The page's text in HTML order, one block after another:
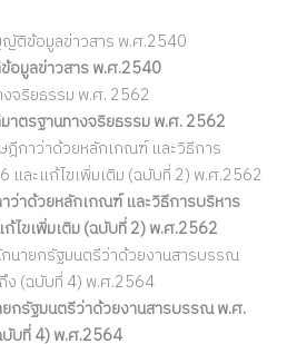
ติข้อมูลข่าวสาร พ.ศ.2540
มูลข่าวสาร พ.ศ.2540
จริยธรรม พ.ศ. 2562
ตรฐานทางจริยธรรม พ.ศ. 2562
กาว่าด้วยหลักเกณฑ์ และวิธีการ
และแก้ไขเพิ่มเติม (ฉบับที่ 2) พ.ศ.2562
าด้วยหลักเกณฑ์ และวิธีการบริหาร
ไขเพิ่มเติม (ฉบับที่ 2) พ.ศ.2562
นายกรัฐมนตรีว่าด้วยงานสารบรรณ
ง (ฉบับที่ 4) พ.ศ.2564
กรัฐมนตรีว่าด้วยงานสารบรรณ พ.ศ.
บับที่ 4) พ.ศ.2564